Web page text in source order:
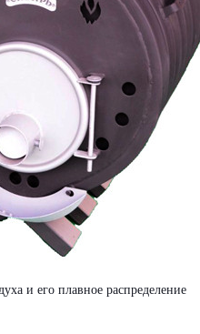
рассчитана на обогрев
домиков объемом до 720
в корпус многочисленные
благодаря чему
и его плавное распределение